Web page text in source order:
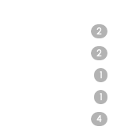
2
2
1
1
4